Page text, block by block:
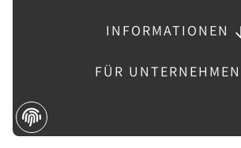
INFORMATIONEN
FÜR UNTERNEHMEN